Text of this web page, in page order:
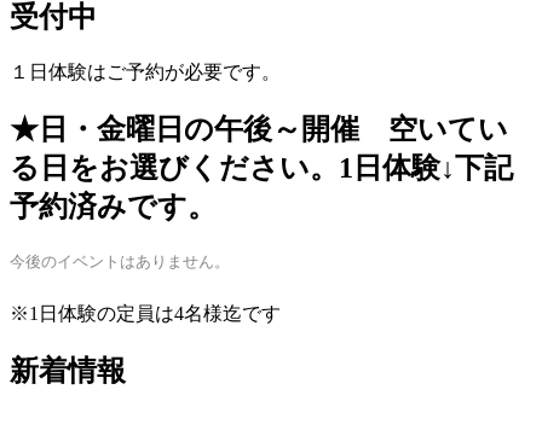
受付中
１日体験はご予約が必要です。
★日・金曜日の午後～開催 空いてい
る日をお選びください。1日体験↓下記
予約済みです。
今後のイベントはありません。
※1日体験の定員は4名様迄です
新着情報